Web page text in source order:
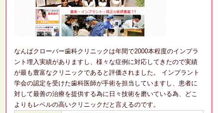
なんばクローバー歯科クリニックは年間で2000本程度のインプラ
ント埋入実績がありますし、様々な症例に対応してきたので実績
が最も豊富なクリニックであると評価されました。 インプラント
学会の認定を受けた歯科医師が手術を担当していますし、患者に
対して最善の治療を提供する為に日々技術を磨いている為、どこ
よりもレベルの高いクリニックだと言えるのです。